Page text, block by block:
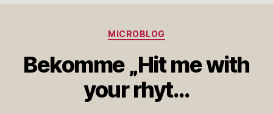
Kategorien
MICROBLOG
Bekomme „Hit me with
your rhyt…